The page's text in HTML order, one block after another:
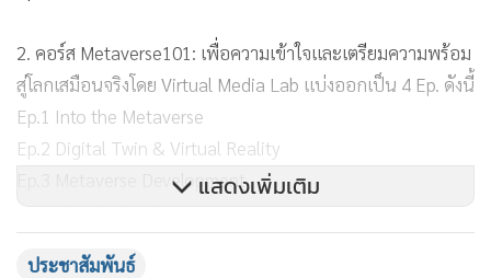
2. คอร์ส Metaverse101: เพื่อความเข้าใจและเตรียมความพร้อม
สู่โลกเสมือนจริงโดย Virtual Media Lab แบ่งออกเป็น 4 Ep. ดังนี้
Ep.1 Into the Metaverse
Ep.2 Digital Twin & Virtual Reality
Ep.3 Metaverse Development
Ep.4 Virtual Identity
“สำหรับหลักสูตรคอร์สออนไลน์ ทาง CEA มุ่งหวังเป็นอย่างยิ่งที่
แสดงเพิ่มเติม
ประชาสัมพันธ์